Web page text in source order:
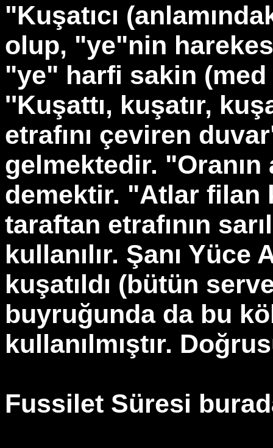
"Kuşatıcı
olup, "ye"nin
"ye" harfi sakin
''Kuşattı, kuşatır,
etrafını çeviren
gelmektedir.
demektir. "Atlar filan
taraftan etrafının
kullanılır. Şanı
kuşatıldı (bütün
buyruğunda da bu
kullanılmıştır.
Fussilet Süresi